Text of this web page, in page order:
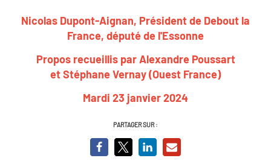
Nicolas Dupont-Aignan, Président de Debout la
France, député de l'Essonne
Propos recueillis par Alexandre Poussart
et Stéphane Vernay (Ouest France)
Mardi 23 janvier 2024
PARTAGER SUR :